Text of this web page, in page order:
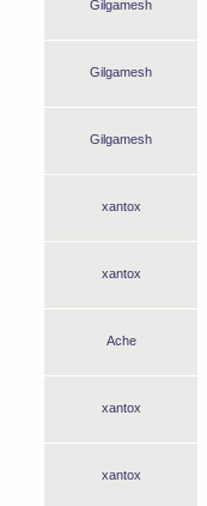
Gilgamesh
Gilgamesh
Gilgamesh
xantox
xantox
Ache
xantox
xantox